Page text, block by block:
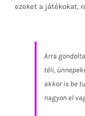
ezeket a játékokat,
Arra
téli,
akkor is be
nagyon el